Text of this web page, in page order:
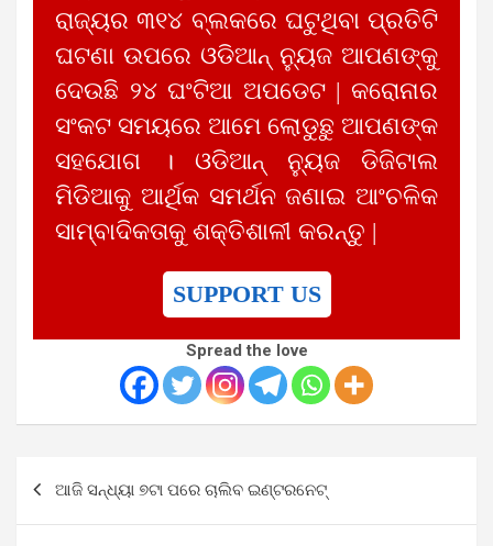
ରାଜ୍ୟର ୩୧୪ ବ୍ଲକରେ ଘଟୁଥିବା ପ୍ରତିଟି
ଘଟଣା ଉପରେ ଓଡିଆନ୍ ନ୍ୟୁଜ ଆପଣଙ୍କୁ
ଦେଉଛି ୨୪ ଘଂଟିଆ ଅପଡେଟ | କରୋନାର
ସଂକଟ ସମୟରେ ଆମେ ଲୋଡୁଛୁ ଆପଣଙ୍କ
ସହଯୋଗ । ଓଡିଆନ୍ ନ୍ୟୁଜ ଡିଜିଟାଲ
ମିଡିଆକୁ ଆର୍ଥିକ ସମର୍ଥନ ଜଣାଇ ଆଂଚଳିକ
ସାମ୍ବାଦିକତାକୁ ଶକ୍ତିଶାଳୀ କରନ୍ତୁ |
SUPPORT US
Spread the love
navigation
ଆଜି ସନ୍ଧ୍ୟା ୭ଟା ପରେ ଚାଲିବ ଇଣ୍ଟରନେଟ୍